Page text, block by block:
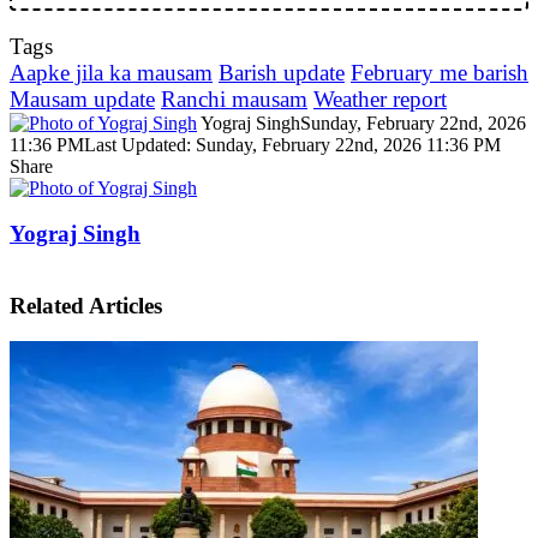
Tags
Aapke jila ka mausam Barish update February me barish
Mausam update Ranchi mausam Weather report
Yograj SinghSunday, February 22nd, 2026
11:36 PMLast Updated: Sunday, February 22nd, 2026 11:36 PM
Share
Facebook
X
LinkedIn
Pinterest
WhatsApp
Telegram
Yograj Singh
Related Articles